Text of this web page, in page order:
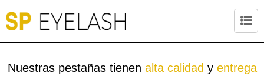
Nuestras pestañas tienen alta calidad y entrega